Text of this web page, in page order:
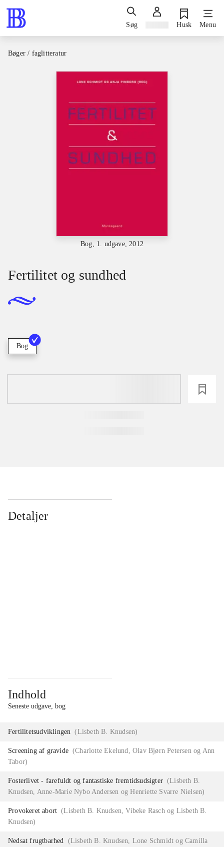
Søg Husk Menu
Bøger / faglitteratur
Bog, 1. udgave, 2012
Fertilitet og sundhed
Bog
Detaljer
Indhold
Seneste udgave, bog
Fertilitetsudviklingen (Lisbeth B. Knudsen)
Screening af gravide (Charlotte Ekelund, Olav Bjørn Petersen og Ann
Tabor)
Fosterlivet - farefuldt og fantastiske fremtidsudsigter (Lisbeth B.
Knudsen, Anne-Marie Nybo Andersen og Henriette Svarre Nielsen)
Provokeret abort (Lisbeth B. Knudsen, Vibeke Rasch og Lisbeth B.
Knudsen)
Nedsat frugtbarhed (Lisbeth B. Knudsen, Lone Schmidt og Camilla